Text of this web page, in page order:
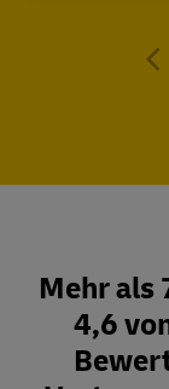
Mehr als
4,6